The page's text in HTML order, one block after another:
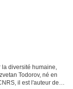
la diversité humaine,
Todorov, né en
il est l'auteur de